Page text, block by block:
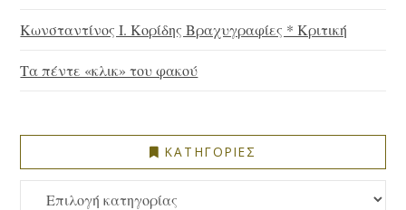
Κωνσταντίνος Ι. Κορίδης Βραχυγραφίες * Κριτική
Τα πέντε «κλικ» του φακού
ΚΑΤΗΓΟΡΙΕΣ
ΚΑΤΗΓΟΡΙΕΣ